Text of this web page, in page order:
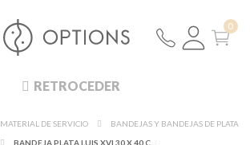
RETROCEDER
MATERIAL DE SERVICIO
BANDEJAS Y BANDEJAS DE PLATA